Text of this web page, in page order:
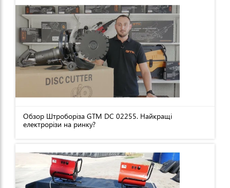
Обзор Штроборіза GTM DC 02255. Найкращі
електрорізи на ринку?